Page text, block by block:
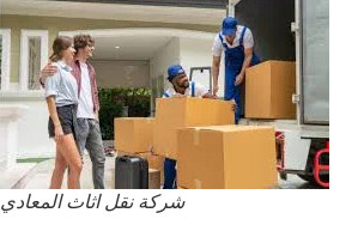
شركة نقل اثاث المعادي